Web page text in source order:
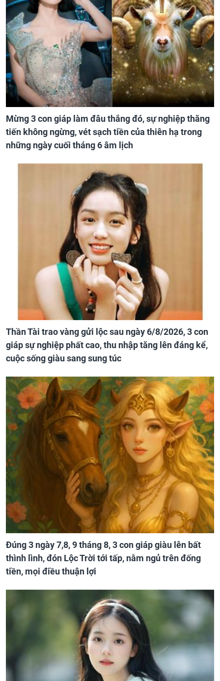
Mừng 3 con giáp làm đâu thắng đó, sự nghiệp thăng
tiến không ngừng, vét sạch tiền của thiên hạ trong
những ngày cuối tháng 6 âm lịch
Thần Tài trao vàng gửi lộc sau ngày 6/8/2026, 3 con
giáp sự nghiệp phất cao, thu nhập tăng lên đáng kể,
cuộc sống giàu sang sung túc
Đúng 3 ngày 7,8, 9 tháng 8, 3 con giáp giàu lên bất
thình lình, đón Lộc Trời tới tấp, nằm ngủ trên đống
tiền, mọi điều thuận lợi